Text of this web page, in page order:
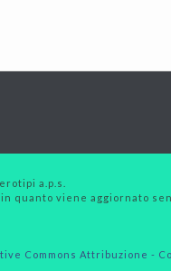
a.p.s.
quanto viene aggiornato
Commons Attribuzione -